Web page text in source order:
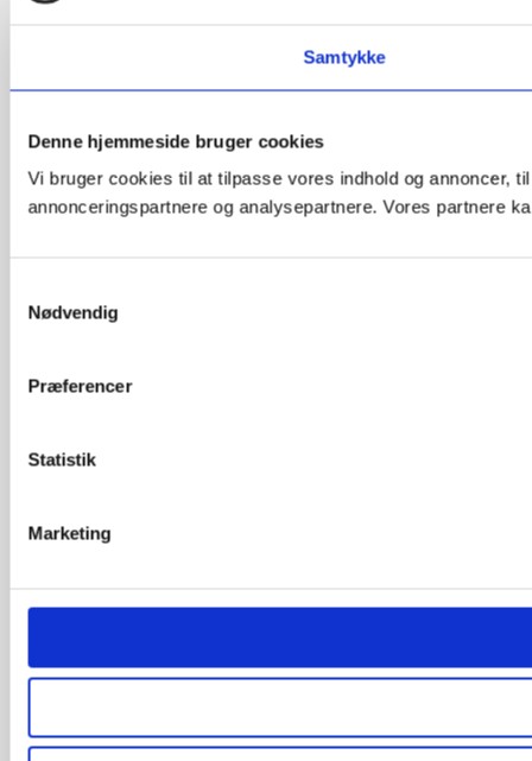
Samtykke
Denne hjemmeside bruger cookies
Vi bruger cookies til at tilpasse vores indhold og annoncer,
annonceringspartnere og analysepartnere. Vores partnere
Nødvendig
Præferencer
Statistik
Marketing